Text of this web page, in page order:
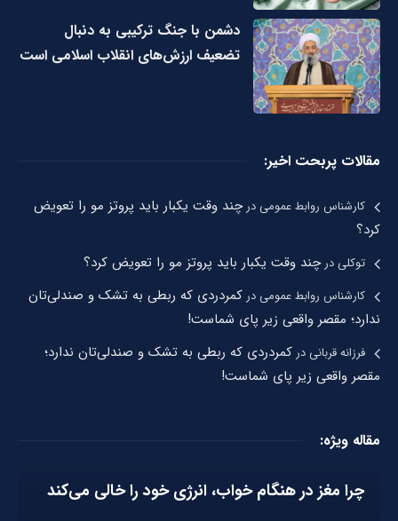
دشمن با جنگ ترکیبی به دنبال
تضعیف ارزش‌های انقلاب اسلامی است
مقالات پربحت اخیر:
کارشناس روابط عمومیدرچند وقت یکبار باید پروتز مو را تعویض
کرد؟
توکلیدرچند وقت یکبار باید پروتز مو را تعویض کرد؟
کارشناس روابط عمومیدرکمردردی که ربطی به تشک و صندلی‌تان
ندارد؛ مقصر واقعی زیر پای شماست!
فرزانه قربانیدرکمردردی که ربطی به تشک و صندلی‌تان ندارد؛
مقصر واقعی زیر پای شماست!
مقاله ویژه:
چرا مغز در هنگام خواب، انرژی خود را خالی می‌کند